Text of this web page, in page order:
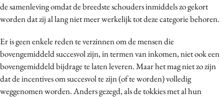
de samenleving omdat de breedste schouders inmiddels zo gekort
worden dat zij al lang niet meer werkelijk tot deze categorie behoren.
Er is geen enkele reden te verzinnen om de mensen die
bovengemiddeld succesvol zijn, in termen van inkomen, niet ook een
bovengemiddeld bijdrage te laten leveren. Maar het mag niet zo zijn
dat de incentives om succesvol te zijn (of te worden) volledig
weggenomen worden. Anders gezegd, als de tokkies met al hun